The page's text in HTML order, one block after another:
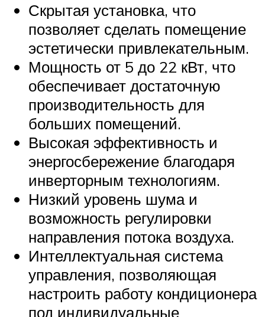
Скрытая установка, что
позволяет сделать помещение
эстетически привлекательным.
Мощность от 5 до 22 кВт, что
обеспечивает достаточную
производительность для
больших помещений.
Высокая эффективность и
энергосбережение благодаря
инверторным технологиям.
Низкий уровень шума и
возможность регулировки
направления потока воздуха.
Интеллектуальная система
управления, позволяющая
настроить работу кондиционера
под индивидуальные